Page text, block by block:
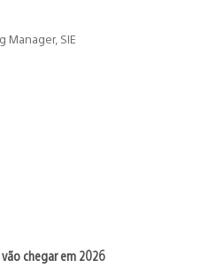
Manager, SIE
chegar em 2026